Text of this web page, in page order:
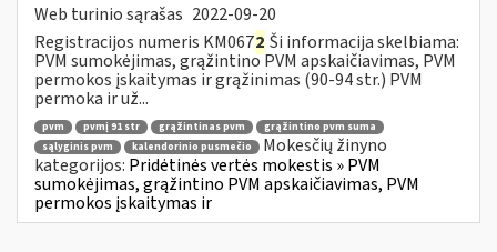
Web turinio sąrašas 2022-09-20
Registracijos numeris KM0672 Ši informacija skelbiama:
PVM sumokėjimas, grąžintino PVM apskaičiavimas, PVM
permokos įskaitymas ir grąžinimas (90-94 str.) PVM
permoka ir už...
pvm pvmį 91 str grąžintinas pvm
grąžintino pvm suma
sąlyginis pvm
kalendorinio pusmečio
Mokesčių žinyno
kategorijos: Pridėtinės vertės mokestis » PVM
sumokėjimas, grąžintino PVM apskaičiavimas, PVM
permokos įskaitymas ir